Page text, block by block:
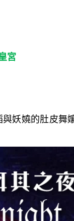
宮
妖嬈的肚皮舞